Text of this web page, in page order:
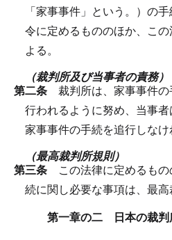
「家事事件」という。）の
令に定めるもののほか、こ
よる。
（裁判所及び当事者の責務）
第二条 裁判所は、家事事件
行われるように努め、当事
家事事件の手続を追行しなけ
（最高裁判所規則）
第三条 この法律に定めるも
続に関し必要な事項は、最高
第一章の二 日本の裁判